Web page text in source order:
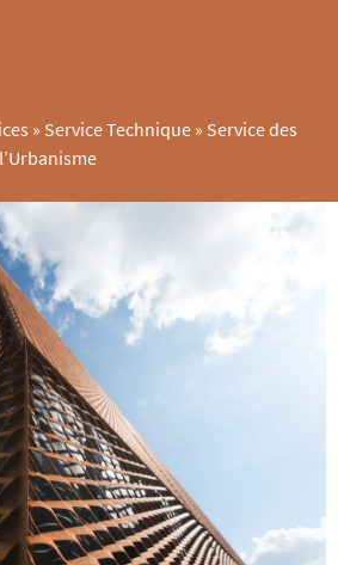
» Service Technique » Service des